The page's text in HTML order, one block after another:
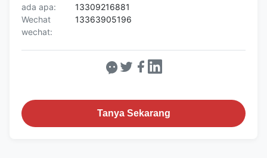
ada apa:
13309216881
Wechat
wechat:
13363905196
Tanya Sekarang